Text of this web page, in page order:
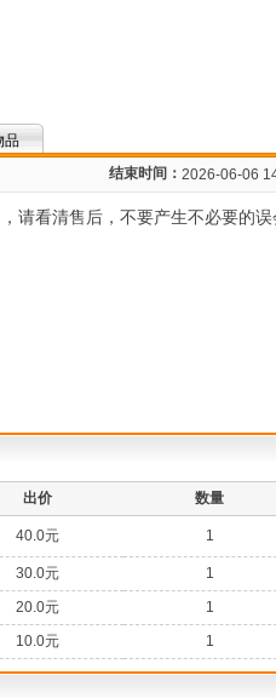
品
结束时间： 2026-06-06
请看清售后，不要产生不必要的
出价 数量
40.0元 1
30.0元 1
20.0元 1
10.0元 1